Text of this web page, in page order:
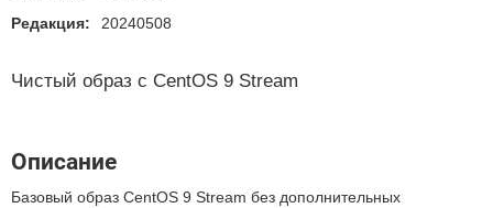
Редакция:
20240508
Чистый образ с CentOS 9 Stream
Описание
Базовый образ CentOS 9 Stream без дополнительных